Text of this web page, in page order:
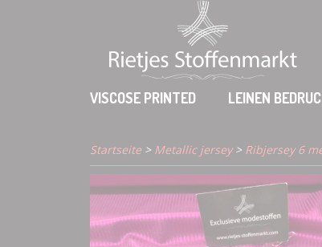
VISCOSE PRINTED LEINEN
Startseite> Metallic jersey> Ribjersey 6